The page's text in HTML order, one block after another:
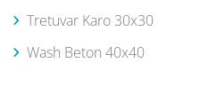
Tretuvar Karo 30x30
Wash Beton 40x40